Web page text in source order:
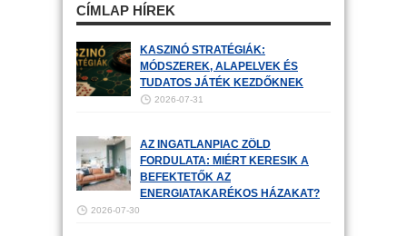
CÍMLAP HÍREK
KASZINÓ STRATÉGIÁK:
MÓDSZEREK, ALAPELVEK ÉS
TUDATOS JÁTÉK KEZDŐKNEK
2026-07-31
AZ INGATLANPIAC ZÖLD
FORDULATA: MIÉRT KERESIK A
BEFEKTETŐK AZ
ENERGIATAKARÉKOS HÁZAKAT?
2026-07-30